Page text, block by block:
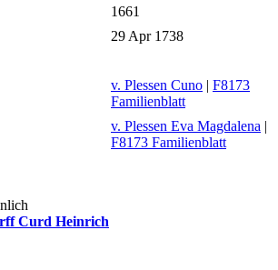
1661
29 Apr 1738
v. Plessen Cuno | F8173
Familienblatt
v. Plessen Eva Magdalena |
F8173 Familienblatt
Curd Heinrich